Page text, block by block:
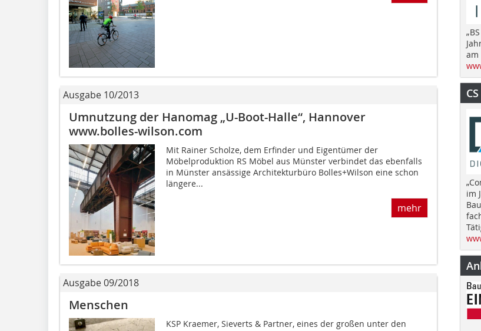
Ausgabe 10/2013
Umnutzung der Hanomag „U-Boot-Halle“, Hannover
www.bolles-wilson.com
Mit Rainer Scholze, dem Erfinder und Eigentümer der
Möbelproduktion RS Möbel aus Münster verbindet das ebenfalls
in Münster ansässige Architekturbüro Bolles+Wilson eine schon
längere...
mehr
Ausgabe 09/2018
Menschen
KSP Kraemer, Sieverts & Partner, eines der großen unter den
am
im